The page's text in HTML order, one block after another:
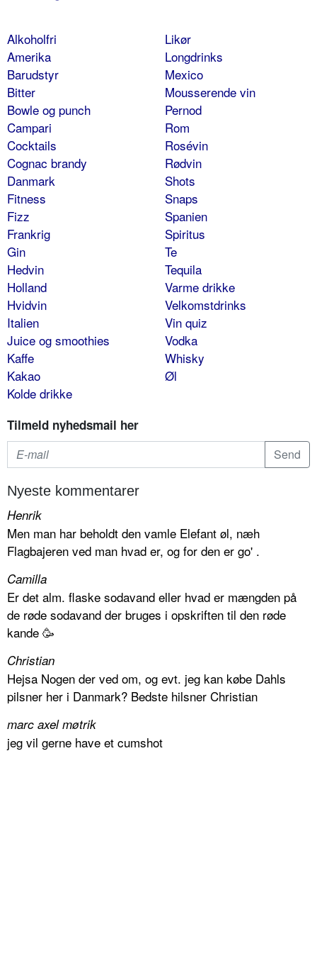
Alkoholfri
Amerika
Barudstyr
Bitter
Bowle og punch
Campari
Cocktails
Cognac brandy
Danmark
Fitness
Fizz
Frankrig
Gin
Hedvin
Holland
Hvidvin
Italien
Juice og smoothies
Kaffe
Kakao
Kolde drikke
Likør
Longdrinks
Mexico
Mousserende vin
Pernod
Rom
Rosévin
Rødvin
Shots
Snaps
Spanien
Spiritus
Te
Tequila
Varme drikke
Velkomstdrinks
Vin quiz
Vodka
Whisky
Øl
Tilmeld nyhedsmail her
Nyeste kommentarer
Henrik
Men man har beholdt den vamle Elefant øl, næh
Flagbajeren ved man hvad er, og for den er go' .
Camilla
Er det alm. flaske sodavand eller hvad er mængden på
de røde sodavand der bruges i opskriften til den røde
kande 🥳
Christian
Hejsa Nogen der ved om, og evt. jeg kan købe Dahls
pilsner her i Danmark? Bedste hilsner Christian
marc axel møtrik
jeg vil gerne have et cumshot